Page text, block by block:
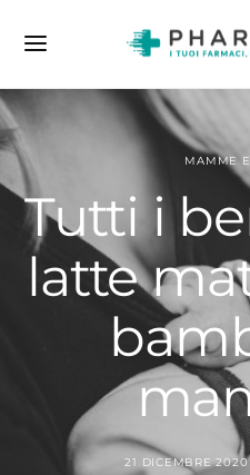
MAMME
Tutti i
latte
21 DICEMBRE 2020